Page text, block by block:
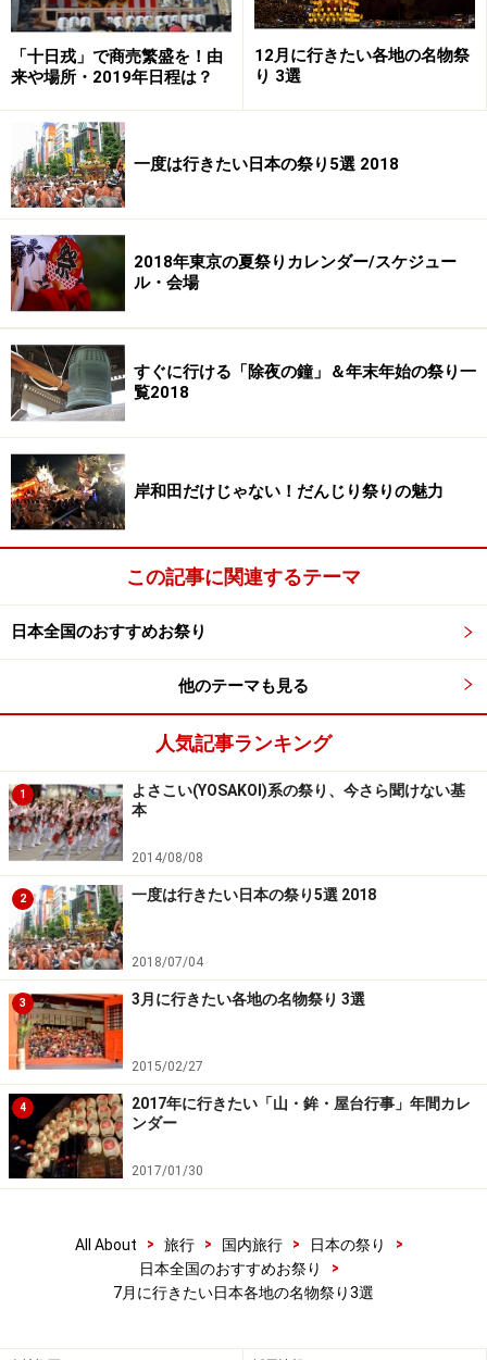
で街を走っていましたが、今は電線などがあり、明治時
代以降は、飾り山とは別に高さ3mほどの「舁き山（かき
やま）」をつくり、担いで走っています。また、全速力
う単位）それぞれが、誇りをかけて1秒でも速く走り抜
けようと競い合うためです。タイムの計測も行われま
す。
10日以降、走る舁き山には大量の「勢い水」が掛けられ
ます。参加者がずぶ濡れになるのは当然ですが、見物人
も濡れてもいい服装で挑みたいもの。特にカメラや携帯
電話など電子機器は要注意です。レインカバーや携帯電
話用防水ケースなどの準備は怠りなく。
15日の追い山を見る場合、早朝なので、場所取りなどを
考慮すると宿でゆっくり寝ているひまはないでしょう。
櫛田神社周辺など、混み合う場所だと前日夜から待って
いる人もいるほどです。朝7時ころには、すべての行事
櫛田神社内での桟敷席は例年6月下旬に発売されます
インターネットでの発売はなされない）、発売開始後10
分ほどで完売することもあり、入手はきわめて困難とい
追い山／追い山ならしでは、櫛田神社以外でも、道中、
東長寺前、承天寺前、東町筋、大博通り、西街筋、そし
て廻り止め（ゴール地点）などにも見どころスポットが
あります。
宿は、博多郊外の観光地（太宰府など）よりも、ビジネ
ス街でもある市の中心地のほうがむしろとりやすいかも
しれません。遠方からの場合、いわゆる出張用フリープ
ラン（往復の飛行機／新幹線と宿のセット商品）の利用
も検討してみるといいでしょう。
■博多祇園山笠
開催期日:毎年7月1日～15日(毎年同日)
電話:092-291-2951 (櫛田神社/博多祇園山笠振興会)
「十日戎」で商売繁盛を！由
来や場所・2019年日程は？
12月に行きたい各地の名物祭
り 3選
一度は行きたい日本の祭り5選 2018
2018年東京の夏祭りカレンダー/スケジュー
ル・会場
すぐに行ける「除夜の鐘」＆年末年始の祭り一
覧2018
岸和田だけじゃない！だんじり祭りの魅力
この記事に関連するテーマ
日本全国のおすすめお祭り
他のテーマも見る
人気記事ランキング
1
よさこい(YOSAKOI)系の祭り、今さら聞けない基
本
2014/08/08
2 一度は行きたい日本の祭り5選 2018
2018/07/04
3 3月に行きたい各地の名物祭り 3選
2015/02/27
4
2017年に行きたい「山・鉾・屋台行事」年間カレ
ンダー
2017/01/30
All About > 旅行 > 国内旅行 > 日本の祭り
>
日本全国のおすすめお祭り
>
7月に行きたい日本各地の名物祭り3選